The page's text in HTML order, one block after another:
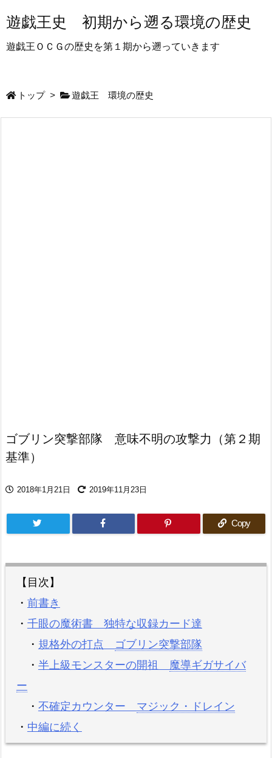
遊戯王史 初期から遡る環境の歴史
遊戯王ＯＣＧの歴史を第１期から遡っていきます
トップ > 遊戯王 環境の歴史
ゴブリン突撃部隊 意味不明の攻撃力（第２期
基準）
2018年1月21日 2019年11月23日
Copy
【目次】
・ 前書き
・ 千眼の魔術書 独特な収録カード達
・ 規格外の打点
ゴブリン突撃部隊
・ 半上級モンスターの開祖 魔導ギガサイバ
ー
・ 不確定カウンター マジック・ドレイン
・ 中編に続く